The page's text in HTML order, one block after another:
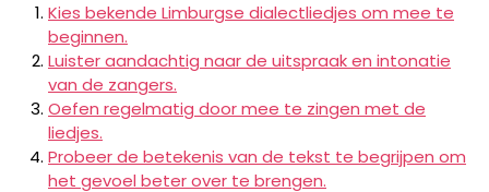
Kies bekende Limburgse dialectliedjes om mee te
beginnen.
Luister aandachtig naar de uitspraak en intonatie
van de zangers.
Oefen regelmatig door mee te zingen met de
liedjes.
Probeer de betekenis van de tekst te begrijpen om
het gevoel beter over te brengen.